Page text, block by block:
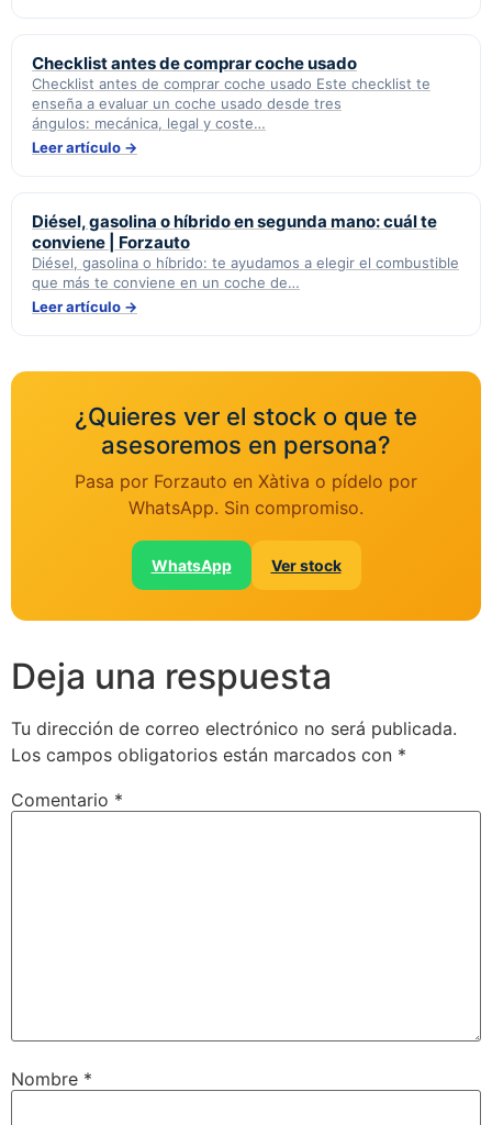
Checklist antes de comprar coche usado
Checklist antes de comprar coche usado Este checklist te
enseña a evaluar un coche usado desde tres
ángulos: mecánica, legal y coste…
Leer artículo →
Diésel, gasolina o híbrido en segunda mano: cuál te
conviene | Forzauto
Diésel, gasolina o híbrido: te ayudamos a elegir el combustible
que más te conviene en un coche de…
Leer artículo →
¿Quieres ver el stock o que te
asesoremos en persona?
Pasa por Forzauto en Xàtiva o pídelo por
WhatsApp. Sin compromiso.
WhatsApp Ver stock
Deja una respuesta
Tu dirección de correo electrónico no será publicada.
Los campos obligatorios están marcados con *
Comentario *
Nombre *